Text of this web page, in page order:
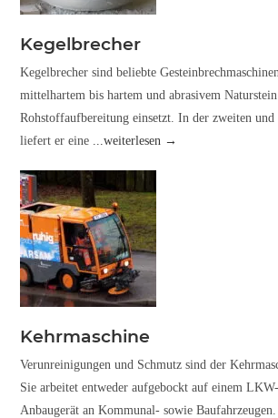
Kegelbrecher
Kegelbrecher sind beliebte
mittelhartem bis hartem und abrasivem
Rohstoffaufbereitung einsetzt. In der zweiten
liefert er eine ...weiterlesen →
Kehrmaschine
Verunreinigungen und Schmutz sind der
Sie arbeitet entweder aufgebockt auf einem
Anbaugerät an Kommunal- sowie